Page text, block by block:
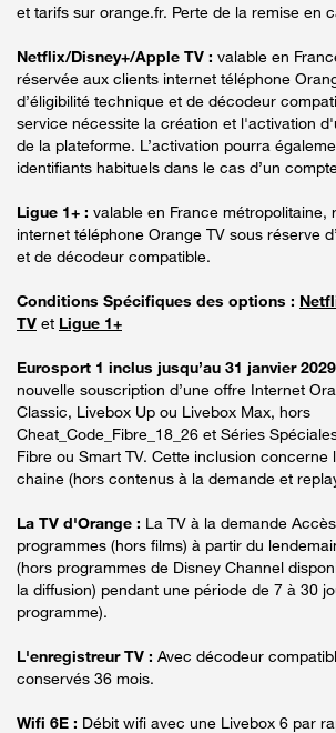
et tarifs sur orange.fr. Perte de la remise en
Netflix/Disney+/Apple TV : valable en
réservée aux clients internet téléphone
d’éligibilité technique et de décodeur
service nécessite la création et l'activation
de la plateforme. L’activation pourra
identifiants habituels dans le cas d’un
Ligue 1+ : valable en France métropolitaine,
internet téléphone Orange TV sous réserve
et de décodeur compatible.
Conditions Spécifiques des options :
TV et Ligue 1+
Eurosport 1 inclus jusqu’au 31 janvier
nouvelle souscription d’une offre Internet
Classic, Livebox Up ou Livebox Max, hors
Cheat_Code_Fibre_18_26 et Séries
Fibre ou Smart TV. Cette inclusion concerne
chaine (hors contenus à la demande et
La TV d'Orange : La TV à la demande
programmes (hors films) à partir du
(hors programmes de Disney Channel
la diffusion) pendant une période de 7 à 30
programme).
L'enregistreur TV : Avec décodeur
conservés 36 mois.
Wifi 6E : Débit wifi avec une Livebox 6 par